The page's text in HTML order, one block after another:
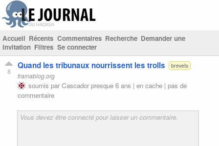
Accueil Récents Commentaires Recherche Demander une
invitation Filtres Se connecter
8
Quand les tribunaux nourrissent les trolls brevets
framablog.org
soumis parCascadorpresque 6 ans | en cache | pas de
commentaire